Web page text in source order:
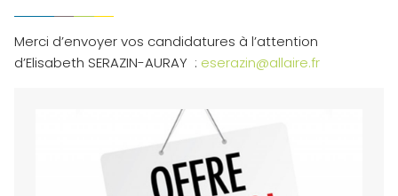
Merci d’envoyer vos candidatures à l’attention
d’Elisabeth SERAZIN-AURAY : eserazin@allaire.fr